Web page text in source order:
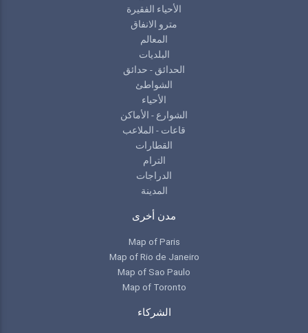
الأحياء الفقيرة
مترو الانفاق
المعالم
البلديات
الحدائق - حدائق
الشواطئ
الأحياء
الشوارع - الأماكن
قاعات - الملاعب
القطارات
الترام
الدراجات
المدينة
مدن أخرى
Map of Paris
Map of Rio de Janeiro
Map of Sao Paulo
Map of Toronto
الشركاء